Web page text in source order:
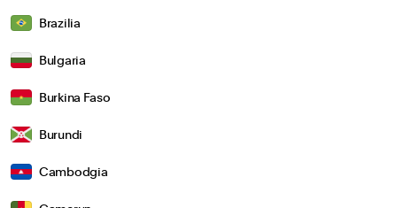
Brazilia
Bulgaria
Burkina Faso
Burundi
Cambodgia